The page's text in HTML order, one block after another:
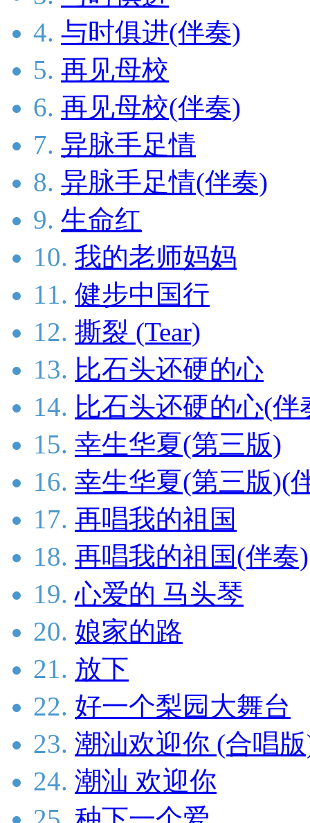
4. 与时俱进(伴奏)
5. 再见母校
6. 再见母校(伴奏)
7. 异脉手足情
8. 异脉手足情(伴奏)
9. 生命红
10. 我的老师妈妈
11. 健步中国行
12. 撕裂 (Tear)
13. 比石头还硬的心
14. 比石头还硬的心(伴
15. 幸生华夏(第三版)
16. 幸生华夏(第三版)(
17. 再唱我的祖国
18. 再唱我的祖国(伴奏)
19. 心爱的 马头琴
20. 娘家的路
21. 放下
22. 好一个梨园大舞台
23. 潮汕欢迎你 (合唱
24. 潮汕 欢迎你